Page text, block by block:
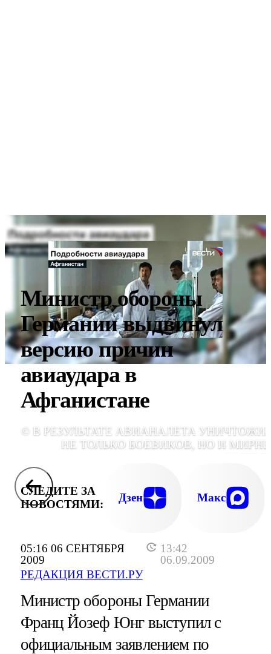
05:16 06 СЕНТЯБРЯ
2009
13:42
06.09.2009
РЕДАКЦИЯ ВЕСТИ.РУ
Министр обороны
Германии выдвинул
версию причин
авиаудара в
Афганистане
© В РЕЗУЛЬТАТЕ АВИАНАЛЕТА
НЕ ТОЛЬКО БОЕВИКОВ, НО И
СЛЕДИТЕ ЗА
НОВОСТЯМИ:
Дзен Макс
Министр обороны Германии
Франц Йозеф Юнг выступил с
официальным заявлением по